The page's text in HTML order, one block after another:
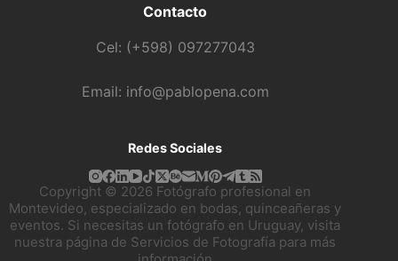
Contacto
Cel: (+598) 097277043
Email: info@pablopena.com
Redes Sociales
Copyright © 2026 Fotógrafo profesional en
Montevideo, especializado en bodas, quinceañeras y
eventos. Si necesitas un fotógrafo en Uruguay, visita
nuestra página de Servicios de Fotografía para más